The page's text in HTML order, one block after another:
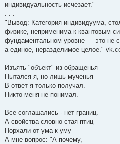
индивидуальность исчезает."
"Вывод: Категория индивидуума,
физике, неприменима к квантовым
фундаментальном уровне — это не
а единое, неразделимое целое."
Изъять "объект" из обращенья
Пытался я, но лишь мученья
В ответ я только получал.
Никто меня не понимал.
Все соглашались - нет границ.
А свойства словно стая птиц
Порхали от ума к уму
А мне вопрос: "А почему,